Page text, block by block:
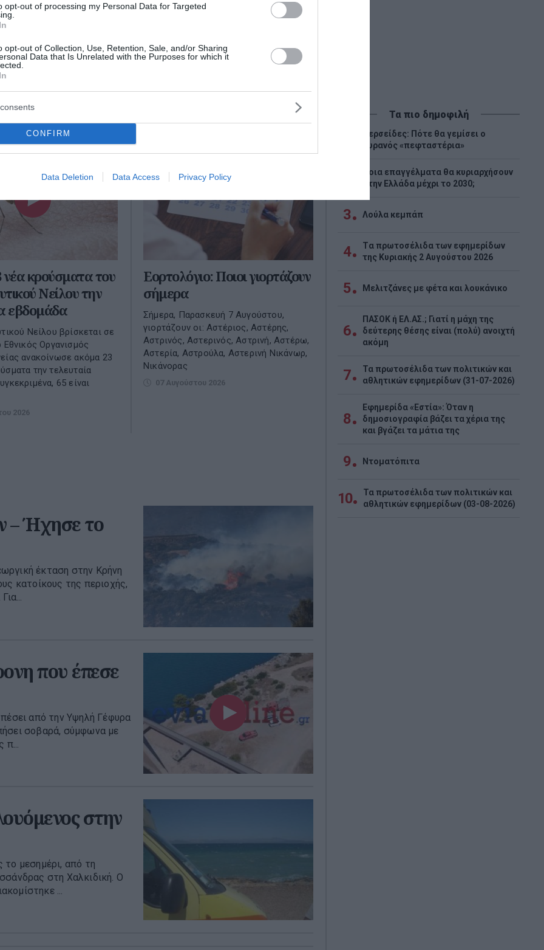
opt-out of processing my Personal Data for Targeted
opt-out of Collection, Use, Retention, Sale, and/or Sharing
Data that Is Unrelated with the Purposes for which it
CONFIRM
Data Deletion Data Access Privacy Policy
όλες τις ειδήσεις
κρούσματα του
Νείλου την
εβδομάδα
Νείλου βρίσκεται σε
Εθνικός Οργανισμός
ανακοίνωσε ακόμα 23
την τελευταία
65 είναι
2026
Εορτολόγιο: Ποιοι γιορτάζουν
σήμερα
Σήμερα, Παρασκευή 7 Αυγούστου,
γιορτάζουν οι: Αστέριος, Αστέρης,
Αστρινός, Αστερινός, Αστρινή, Αστέρω,
Αστερία, Αστρούλα, Αστερινή Νικάνωρ,
Νικάνορας
07 Αυγούστου 2026
– Ήχησε το
έκταση στην Κρήνη
κατοίκους της περιοχής,
που έπεσε
από την Υψηλή Γέφυρα
σοβαρά, σύμφωνα με
στην
το μεσημέρι, από τη
στη Χαλκιδική. Ο
...
Τα πιο δημοφιλή
Περσείδες: Πότε θα γεμίσει ο
ουρανός «πεφταστέρια»
Ποια επαγγέλματα θα κυριαρχήσουν
στην Ελλάδα μέχρι το 2030;
3 Λούλα κεμπάπ
4
Tα πρωτοσέλιδα των εφημερίδων
της Κυριακής 2 Αυγούστου 2026
5 Μελιτζάνες με φέτα και λουκάνικο
6
ΠΑΣΟΚ ή ΕΛ.ΑΣ.; Γιατί η μάχη της
δεύτερης θέσης είναι (πολύ) ανοιχτή
ακόμη
7
Τα πρωτοσέλιδα των πολιτικών και
αθλητικών εφημερίδων (31-07-2026)
8
Εφημερίδα «Εστία»: Όταν η
δημοσιογραφία βάζει τα χέρια της
και βγάζει τα μάτια της
9 Ντοματόπιτα
10
Τα πρωτοσέλιδα των πολιτικών και
αθλητικών εφημερίδων (03-08-2026)